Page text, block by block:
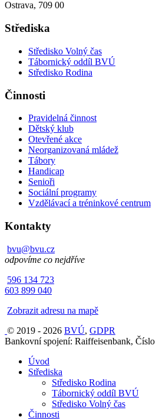
Ostrava, 709 00
Střediska
Středisko Volný čas
Tábornický oddíl BVÚ
Středisko Rodina
Činnosti
Pravidelná činnost
Dětský klub
Otevřené akce
Neorganizovaná mládež
Tábory
Handicap
Senioři
Sociální programy
Vzdělávací a tréninkové centrum
Kontakty
bvu@bvu.cz
odpovíme co nejdříve
596 134 723
603 899 040
Zobrazit adresu na mapě
© 2019 - 2026 BVÚ, GDPR
Bankovní spojení: Raiffeisenbank,
Úvod
Střediska
Středisko Rodina
Tábornický oddíl BVÚ
Středisko Volný čas
Činnosti